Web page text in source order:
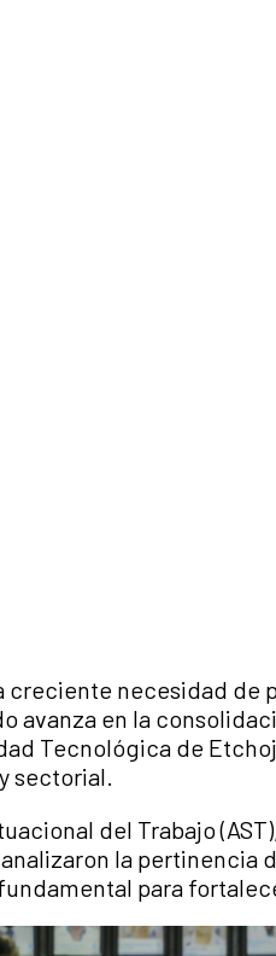
creciente necesidad de
avanza en la
Tecnológica de
sectorial.
del Trabajo
la pertinencia
para